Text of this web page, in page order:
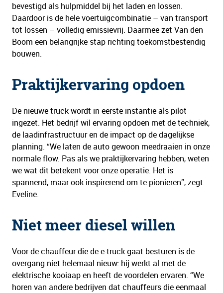
bevestigd als hulpmiddel bij het laden en lossen.
Daardoor is de hele voertuigcombinatie – van transport
tot lossen – volledig emissievrij. Daarmee zet Van den
Boom een belangrijke stap richting toekomstbestendig
bouwen.
Praktijkervaring opdoen
De nieuwe truck wordt in eerste instantie als pilot
ingezet. Het bedrijf wil ervaring opdoen met de techniek,
de laadinfrastructuur en de impact op de dagelijkse
planning. “We laten de auto gewoon meedraaien in onze
normale flow. Pas als we praktijkervaring hebben, weten
we wat dit betekent voor onze operatie. Het is
spannend, maar ook inspirerend om te pionieren”, zegt
Eveline.
Niet meer diesel willen
Voor de chauffeur die de e-truck gaat besturen is de
overgang niet helemaal nieuw: hij werkt al met de
elektrische kooiaap en heeft de voordelen ervaren. “We
horen van andere bedrijven dat chauffeurs die eenmaal